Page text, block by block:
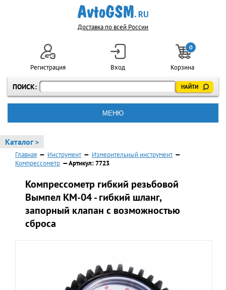
Доставка по всей России
ПОИСК:
Регистрация Вход
0
Корзина
МЕНЮ
Каталог >
Главная — Инструмент — Измерительный инструмент —
Компрессометр — Артикул: 7723
Компрессометр гибкий резьбовой
Вымпел КМ-04 - гибкий шланг,
запорный клапан с возможностью
сброса